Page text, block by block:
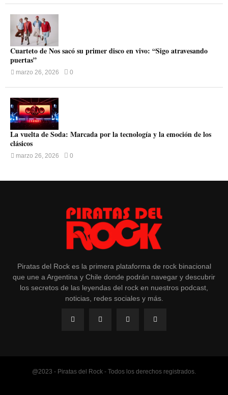
Cuarteto de Nos sacó su primer disco en vivo: “Sigo atravesando
puertas”
marzo 26, 2026 0
La vuelta de Soda: Marcada por la tecnología y la emoción de los
clásicos
marzo 26, 2026 0
Piratas del Rock es la primera plataforma de rock binacional
que une a Argentina y Chile donde podrán navegar y descubrir
los secretos de las leyendas del rock en nuestros podcast,
noticias, redes sociales y más.
@2023 - Piratas del Rock - Todos los derechos registrados.